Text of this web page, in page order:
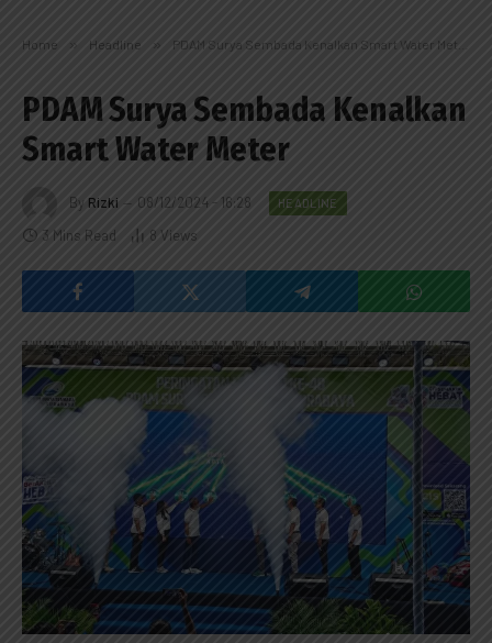
Home » Headline » PDAM Surya Sembada Kenalkan Smart Water Meter
PDAM Surya Sembada Kenalkan
Smart Water Meter
By Rizki 08/12/2024 - 16:28 HEADLINE
3 Mins Read 8 Views